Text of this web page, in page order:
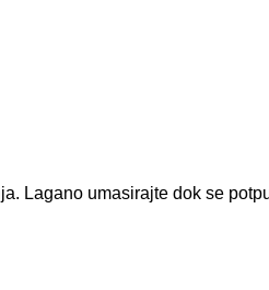
Lagano umasirajte dok se